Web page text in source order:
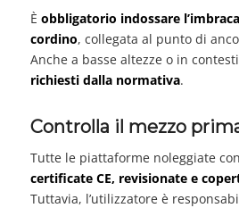
È obbligatorio indossare
cordino, collegata al punto di
Anche a basse altezze o in
richiesti dalla normativa.
Controlla il mezzo
Tutte le piattaforme noleggiate
certificate CE, revisionate e
Tuttavia, l’utilizzatore è